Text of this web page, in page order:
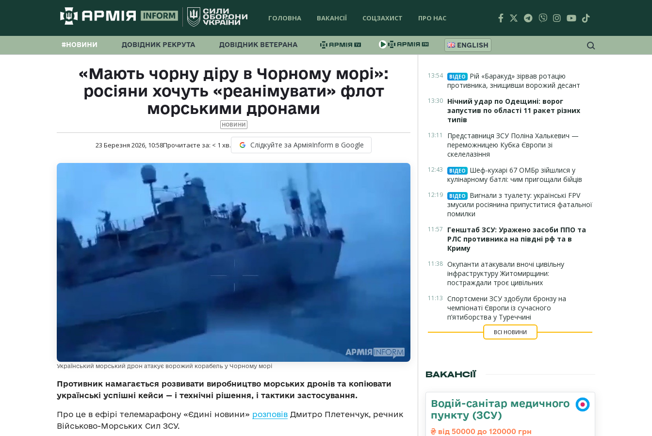
ГОЛОВНА ВАКАНСІЇ СОЦЗАХИСТ ПРО НАС
#НОВИНИ ДОВІДНИК РЕКРУТА ДОВІДНИК ВЕТЕРАНА ENGLISH
«Мають чорну діру в Чорному морі»:
росіяни хочуть «реанімувати» флот
морськими дронами
НОВИНИ
23 Березня 2026, 10:58Прочитаєте за: < 1 хв. Слідкуйте за АрміяInform в Google
Український морський дрон атакує ворожий корабель у Чорному морі
Противник намагається розвивати виробництво морських дронів та копіювати
українські успішні кейси — і технічні рішення, і тактики застосування.
Про це в ефірі телемарафону «Єдині новини» розповів Дмитро Плетенчук, речник
Військово-Морських Сил ЗСУ.
13:54 ВІДЕО
Рій «Баракуд» зірвав ротацію
противника, знищивши ворожий десант
13:30 Нічний удар по Одещині: ворог
запустив по області 11 ракет різних
типів
13:11
Представниця ЗСУ Поліна Халькевич —
переможницею Кубка Європи зі
скелелазіння
12:43 ВІДЕО
Шеф-кухарі 67 ОМБр зійшлися у
кулінарному батлі: чим пригощали бійців
12:19 ВІДЕО
Вигнали з туалету: українські FPV
змусили росіянина припуститися фатальної
помилки
11:57
Генштаб ЗСУ: Уражено засоби ППО та
РЛС противника на півдні рф та в
Криму
11:38 Окупанти атакували вночі цивільну
інфраструктуру Житомирщини:
постраждали троє цивільних
11:13 Спортсмени ЗСУ здобули бронзу на
чемпіонаті Європи із сучасного
п’ятиборства у Туреччині
ВСІ НОВИНИ
ВАКАНСІЇ
Водій-санітар медичного
пункту (ЗСУ)
від 50000 до 120000 грн